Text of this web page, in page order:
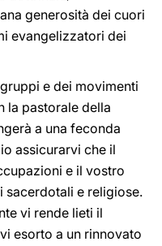
generosità dei cuori
evangelizzatori dei
e dei movimenti
la pastorale della
a una feconda
assicurarvi che il
e il vostro
e religiose.
vi rende lieti il
esorto a un rinnovato